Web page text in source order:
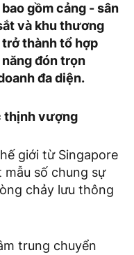
gồm cảng - sân
và khu thương
thành tổ hợp
đón trọn
đa diện.
thịnh vượng
giới từ Singapore
số chung sự
chảy lưu thông
trung chuyển